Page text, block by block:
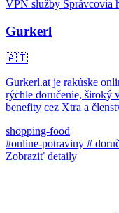
VPN služby Správcovia
Gurkerl
🇦🇹
Gurkerl.at je rakúske
rýchle doručenie, široký
benefity cez Xtra a
shopping-food
#online-potraviny #
Zobraziť detaily